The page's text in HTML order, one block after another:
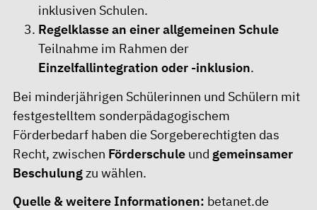
inklusiven Schulen.
Regelklasse an einer allgemeinen Schule
Teilnahme im Rahmen der
Einzelfallintegration oder -inklusion.
Bei minderjährigen Schülerinnen und Schülern mit
festgestelltem sonderpädagogischem
Förderbedarf haben die Sorgeberechtigten das
Recht, zwischen Förderschule und gemeinsamer
Beschulungzu wählen.
Quelle & weitere Informationen: betanet.de